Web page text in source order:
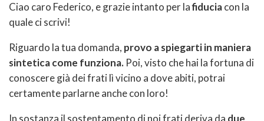
Ciao caro Federico, e grazie intanto per lafiduciacon la
quale ci scrivi!
Riguardo la tua domanda, provo a spiegarti in maniera
sintetica come funziona. Poi, visto che hai la fortuna di
conoscere già dei frati lì vicino a dove abiti, potrai
certamente parlarne anche con loro!